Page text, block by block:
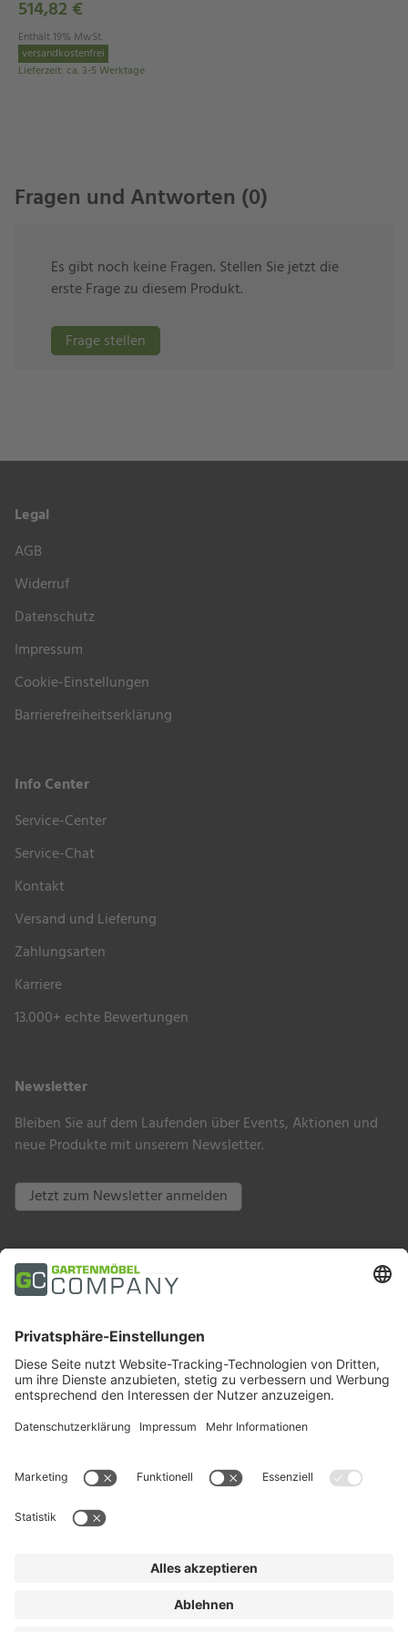
Die Maße Ihrer Schutzhülle
Länge: ca. 160 cm
Relaxliege “Balance”
514,82 €
Enthält 19% MwSt.
versandkostenfrei
Lieferzeit: ca. 3-5 Werktage
Fragen und Antworten (0)
Es gibt noch keine Fragen. Stellen Sie jetzt die
erste Frage zu diesem Produkt.
Frage stellen
Legal
AGB
Widerruf
Datenschutz
Impressum
Cookie-Einstellungen
Barrierefreiheitserklärung
Info Center
Service-Center
Service-Chat
Kontakt
Versand und Lieferung
Zahlungsarten
Karriere
13.000+ echte Bewertungen
Newsletter
Bleiben Sie auf dem Laufenden über Events, Aktionen und
neue Produkte mit unserem Newsletter.
Jetzt zum Newsletter anmelden
Zahlungsarten
Soziale Medien